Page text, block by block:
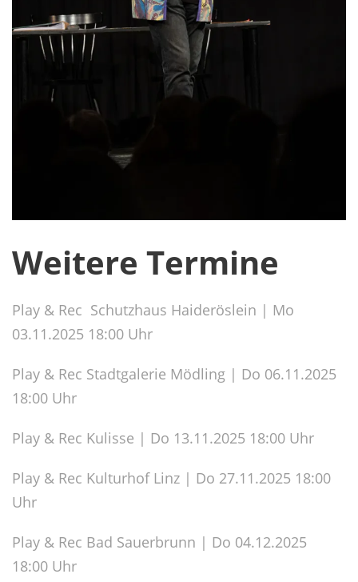
Weitere Termine
Play & Rec Schutzhaus Haideröslein | Mo
03.11.2025 18:00 Uhr
Play & Rec Stadtgalerie Mödling | Do 06.11.2025
18:00 Uhr
Play & Rec Kulisse | Do 13.11.2025 18:00 Uhr
Play & Rec Kulturhof Linz | Do 27.11.2025 18:00
Uhr
Play & Rec Bad Sauerbrunn | Do 04.12.2025
18:00 Uhr